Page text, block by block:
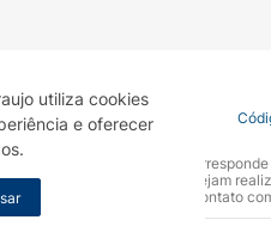
utiliza cookies
e oferecer
da Privacidade Covid-19
que o seu site oficial
recomendamos que não sejam
dúvidas, gentileza entrar em contato